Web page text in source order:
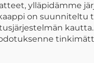
ylläpidämme
on suunniteltu